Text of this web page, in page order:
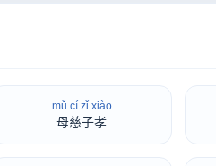
mǔ cí zǐ xiào
母慈子孝